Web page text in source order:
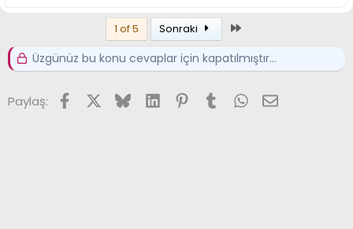
1 of 5 Sonraki
Üzgünüz bu konu cevaplar için kapatılmıştır...
Paylaş: FacebookX (Twitter)
BlueskyLinkedInPinterest
TumblrWhatsApp
E-posta